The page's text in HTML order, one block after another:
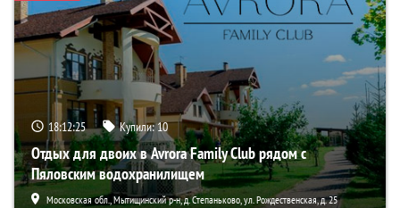
18:12:24 Купили:10
Отдых для двоих в Avrora Family Club рядом с
Пяловским водохранилищем
Московская обл., Мытищинский р-н, д. Степаньково, ул. Рождественская, д. 25